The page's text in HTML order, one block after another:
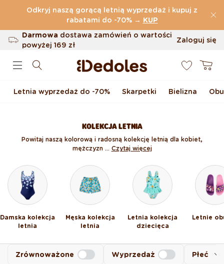
Przejdź do treści
Odkryj naszą gorącą letnią wyprzedaż i kupuj z
rabatami do -70% → KUP
(32.787 Opinie)
Darmowa dostawa zamówień o wartości
powyżej169 zł
Możliwość zwrotu w ciągu 100 dni
Zaloguj się
Koszyk
Letnia wyprzedaż do -70% Skarpetki Bielizna
KOLEKCJA LETNIA
Powitaj naszą kolorową i radosną kolekcję letnią dla kobiet,
mężczyzn ... Czytaj więcej
Damska kolekcja
letnia
Męska kolekcja
letnia
Letnia kolekcja
dziecięca
Letnie
Płeć
Zrównoważone Wyprzedaż